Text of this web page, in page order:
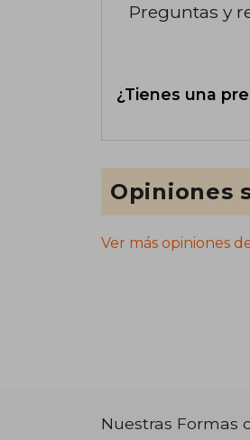
Preguntas y
¿Tienes una
Opiniones
Ver más opiniones
Nuestras Formas